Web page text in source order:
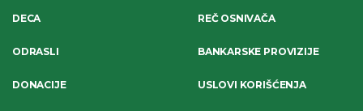
DECA
ODRASLI
DONACIJE
REČ OSNIVAČA
BANKARSKE PROVIZIJE
USLOVI KORIŠĆENJA